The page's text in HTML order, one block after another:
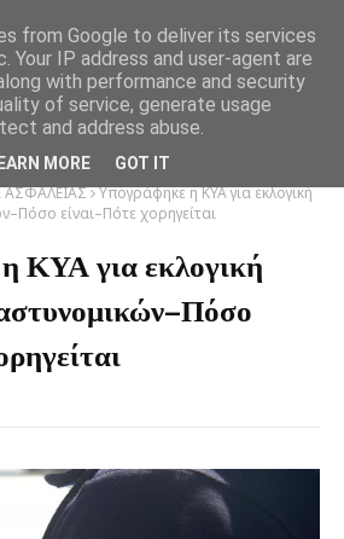
Υπογράφηκε η ΚΥΑ για εκλογική
είναι–Πότε χορηγείται
ΚΥΑ για εκλογική
from Google to deliver its services
Your IP address and user-agent are
with performance and security
of service, generate usage
and address abuse.
MORE GOT IT